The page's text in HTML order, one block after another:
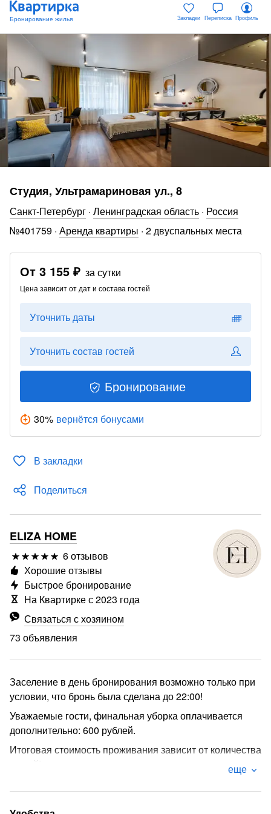
Закладки Переписка Профиль
Студия, Ультрамариновая ул., 8
Санкт-Петербург · Ленинградская область · Россия
№401759 · Аренда квартиры · 2 двуспальных места
От 3 155 ₽ за сутки
Цена зависит от дат и состава гостей
Уточнить даты
Уточнить состав гостей
Бронирование
30% вернётся бонусами
В закладки
Поделиться
ELIZA HOME
6 отзывов
Связаться с хозяином
73 объявления
Хорошие отзывы
Быстрое бронирование
На Квартирке с 2023 года
Заселение в день бронирования возможно только при
условии, что бронь была сделана до 22:00!
Уважаемые гости, финальная уборка оплачивается
дополнительно: 600 рублей.
Итоговая стоимость проживания зависит от количества
гостей!
еще